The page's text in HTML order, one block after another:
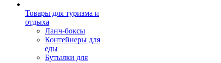
Товары для туризма и
отдыха
Ланч-боксы
Контейнеры для
еды
Бутылки для